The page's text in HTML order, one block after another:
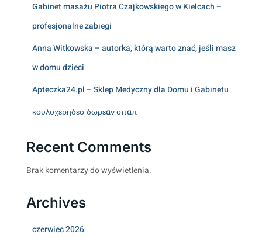
Gabinet masażu Piotra Czajkowskiego w Kielcach –
profesjonalne zabiegi
Anna Witkowska – autorka, którą warto znać, jeśli masz
w domu dzieci
Apteczka24.pl – Sklep Medyczny dla Domu i Gabinetu
κουλοχερηδεσ δωρεαν οπαπ
Recent Comments
Brak komentarzy do wyświetlenia.
Archives
czerwiec 2026